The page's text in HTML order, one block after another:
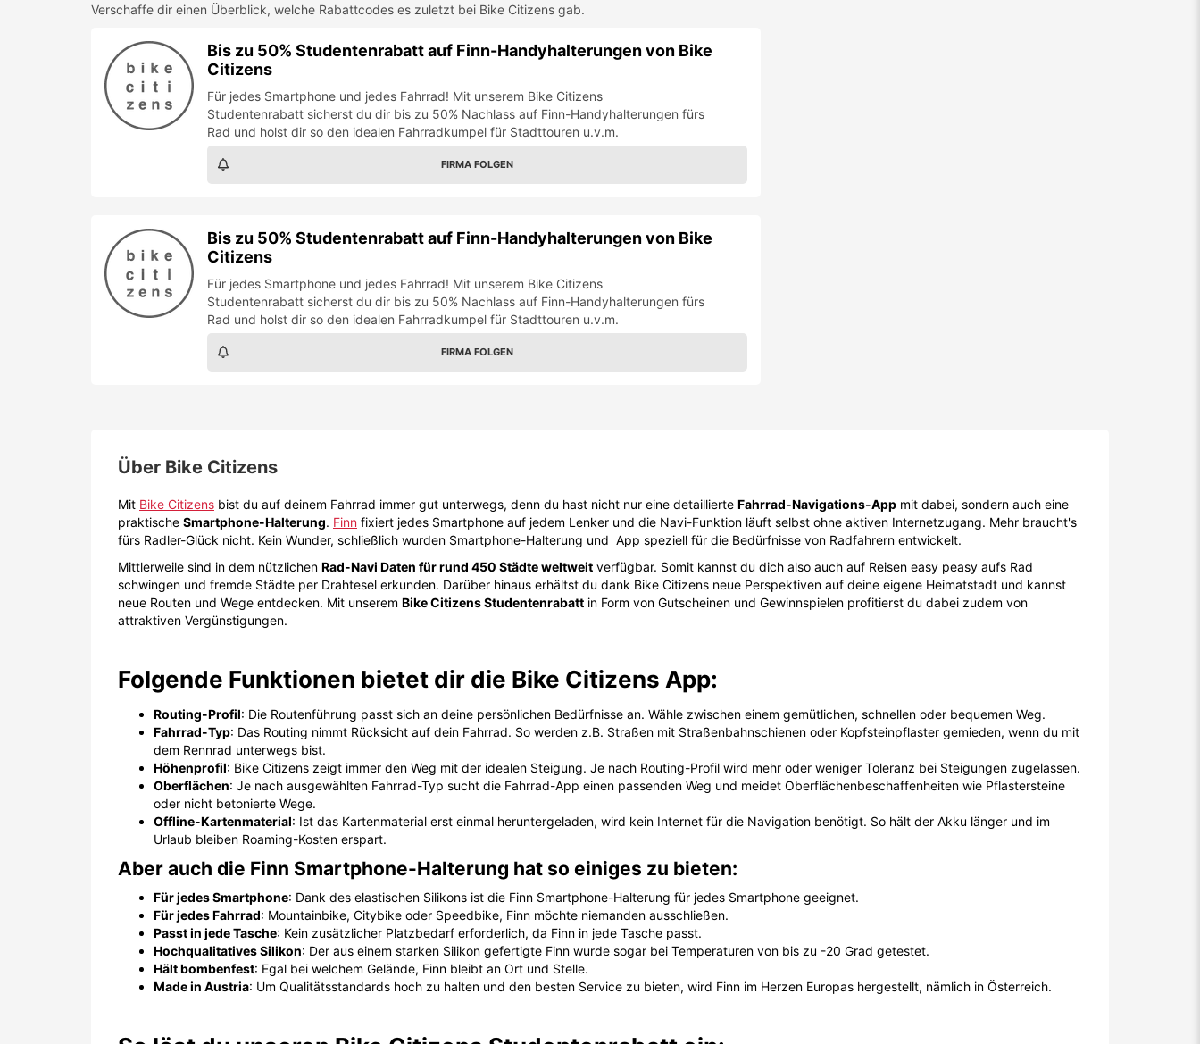
Verschaffe dir einen Überblick, welche Rabattcodes es zuletzt bei Bike Citizens gab.
Bis zu 50% Studentenrabatt auf Finn-Handyhalterungen von Bike
Citizens
Für jedes Smartphone und jedes Fahrrad! Mit unserem Bike Citizens
Studentenrabatt sicherst du dir bis zu 50% Nachlass auf Finn-Handyhalterungen fürs
Rad und holst dir so den idealen Fahrradkumpel für Stadttouren u.v.m.
FIRMA FOLGEN
Bis zu 50% Studentenrabatt auf Finn-Handyhalterungen von Bike
Citizens
Für jedes Smartphone und jedes Fahrrad! Mit unserem Bike Citizens
Studentenrabatt sicherst du dir bis zu 50% Nachlass auf Finn-Handyhalterungen fürs
Rad und holst dir so den idealen Fahrradkumpel für Stadttouren u.v.m.
FIRMA FOLGEN
Über Bike Citizens
Mit Bike Citizens bist du auf deinem Fahrrad immer gut unterwegs, denn du hast nicht nur eine detaillierte Fahrrad-Navigations-App mit dabei, sondern auch eine
praktische Smartphone-Halterung. Finn fixiert jedes Smartphone auf jedem Lenker und die Navi-Funktion läuft selbst ohne aktiven Internetzugang. Mehr braucht's
fürs Radler-Glück nicht. Kein Wunder, schließlich wurden Smartphone-Halterung und App speziell für die Bedürfnisse von Radfahrern entwickelt.
Mittlerweile sind in dem nützlichen Rad-Navi Daten für rund 450 Städte weltweit verfügbar. Somit kannst du dich also auch auf Reisen easy peasy aufs Rad
schwingen und fremde Städte per Drahtesel erkunden. Darüber hinaus erhältst du dank Bike Citizens neue Perspektiven auf deine eigene Heimatstadt und kannst
neue Routen und Wege entdecken. Mit unserem Bike Citizens Studentenrabatt in Form von Gutscheinen und Gewinnspielen profitierst du dabei zudem von
attraktiven Vergünstigungen.
Folgende Funktionen bietet dir die Bike Citizens App:
Routing-Profil: Die Routenführung passt sich an deine persönlichen Bedürfnisse an. Wähle zwischen einem gemütlichen, schnellen oder bequemen Weg.
Fahrrad-Typ: Das Routing nimmt Rücksicht auf dein Fahrrad. So werden z.B. Straßen mit Straßenbahnschienen oder Kopfsteinpflaster gemieden, wenn du mit
dem Rennrad unterwegs bist.
Höhenprofil: Bike Citizens zeigt immer den Weg mit der idealen Steigung. Je nach Routing-Profil wird mehr oder weniger Toleranz bei Steigungen zugelassen.
Oberflächen: Je nach ausgewählten Fahrrad-Typ sucht die Fahrrad-App einen passenden Weg und meidet Oberflächenbeschaffenheiten wie Pflastersteine
oder nicht betonierte Wege.
Offline-Kartenmaterial: Ist das Kartenmaterial erst einmal heruntergeladen, wird kein Internet für die Navigation benötigt. So hält der Akku länger und im
Urlaub bleiben Roaming-Kosten erspart.
Aber auch die Finn Smartphone-Halterung hat so einiges zu bieten:
Für jedes Smartphone: Dank des elastischen Silikons ist die Finn Smartphone-Halterung für jedes Smartphone geeignet.
Für jedes Fahrrad: Mountainbike, Citybike oder Speedbike, Finn möchte niemanden ausschließen.
Passt in jede Tasche: Kein zusätzlicher Platzbedarf erforderlich, da Finn in jede Tasche passt.
Hochqualitatives Silikon: Der aus einem starken Silikon gefertigte Finn wurde sogar bei Temperaturen von bis zu -20 Grad getestet.
Hält bombenfest: Egal bei welchem Gelände, Finn bleibt an Ort und Stelle.
Made in Austria: Um Qualitätsstandards hoch zu halten und den besten Service zu bieten, wird Finn im Herzen Europas hergestellt, nämlich in Österreich.